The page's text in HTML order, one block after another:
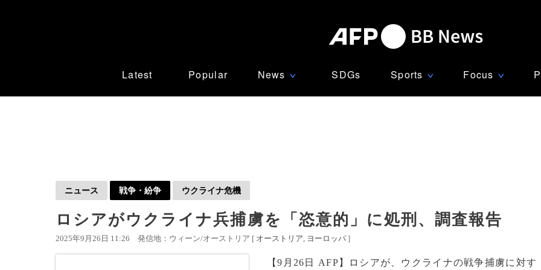
Latest Popular News ∨ SDGs Sports ∨ Focus ∨
ニュース 戦争・紛争 ウクライナ危機
ロシアがウクライナ兵捕虜を「恣意的」に処刑、調査報告
2025年9月26日 11:26 発信地：ウィーン/オーストリア [ オーストリア ヨーロッパ ]
【9月26日 AFP】ロシアが、ウクライナの戦争捕虜に対す